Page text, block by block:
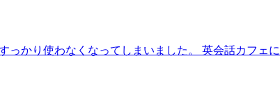
かり使わなくなってしまいました。 英会話カフェ